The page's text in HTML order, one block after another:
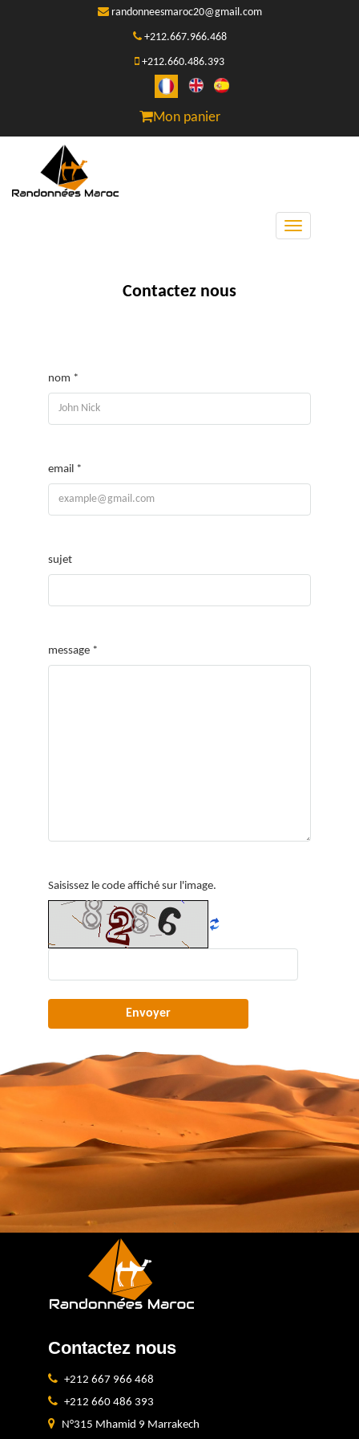
randonneesmaroc20@gmail.com
+212.667.966.468
+212.660.486.393
Mon panier
Toggle
Contactez nous
nom *
email *
sujet
message *
Saisissez le code affiché sur l'image.
Contactez nous
+212 667 966 468
+212 660 486 393
N°315 Mhamid 9 Marrakech